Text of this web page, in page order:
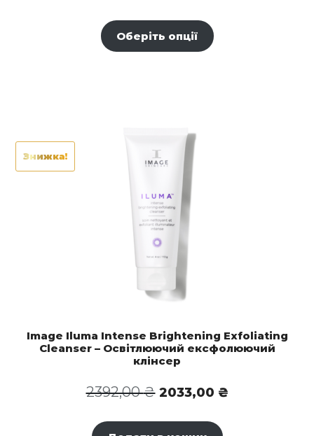
19500,00 ₴.
Оберіть опції
Знижка!
Image Iluma Intense Brightening Exfoliating
Cleanser – Освітлюючий ексфолюючий
клінсер
2392,00₴ Оригінальна
2392,00 ₴.
2033,00 ₴Поточна